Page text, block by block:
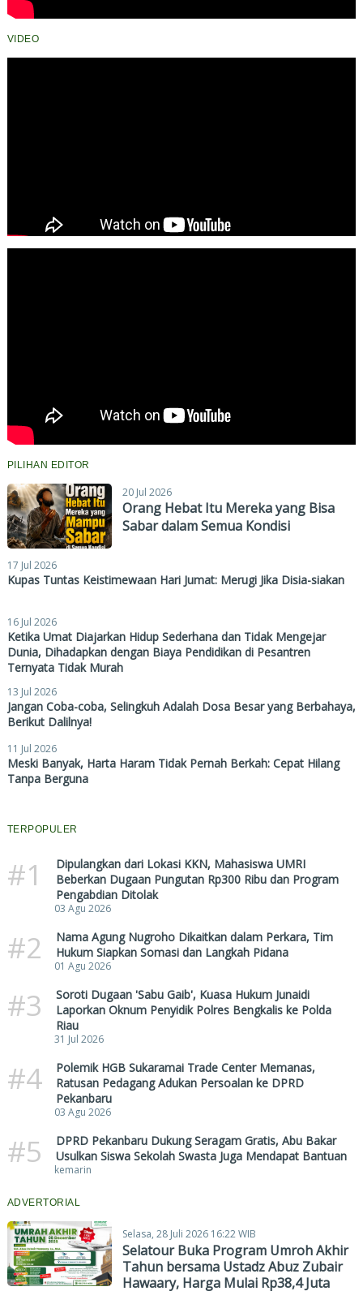
VIDEO
PILIHAN EDITOR
20 Jul 2026
Orang Hebat Itu Mereka yang Bisa
Sabar dalam Semua Kondisi
17 Jul 2026
Kupas Tuntas Keistimewaan Hari Jumat: Merugi Jika Disia-siakan
16 Jul 2026
Ketika Umat Diajarkan Hidup Sederhana dan Tidak Mengejar
Dunia, Dihadapkan dengan Biaya Pendidikan di Pesantren
Ternyata Tidak Murah
13 Jul 2026
Jangan Coba-coba, Selingkuh Adalah Dosa Besar yang Berbahaya,
Berikut Dalilnya!
11 Jul 2026
Meski Banyak, Harta Haram Tidak Pernah Berkah: Cepat Hilang
Tanpa Berguna
TERPOPULER
#1
Dipulangkan dari Lokasi KKN, Mahasiswa UMRI
Beberkan Dugaan Pungutan Rp300 Ribu dan Program
Pengabdian Ditolak
03 Agu 2026
#2
Nama Agung Nugroho Dikaitkan dalam Perkara, Tim
Hukum Siapkan Somasi dan Langkah Pidana
01 Agu 2026
#3
Soroti Dugaan 'Sabu Gaib', Kuasa Hukum Junaidi
Laporkan Oknum Penyidik Polres Bengkalis ke Polda
Riau
31 Jul 2026
#4
Polemik HGB Sukaramai Trade Center Memanas,
Ratusan Pedagang Adukan Persoalan ke DPRD
Pekanbaru
03 Agu 2026
#5
DPRD Pekanbaru Dukung Seragam Gratis, Abu Bakar
Usulkan Siswa Sekolah Swasta Juga Mendapat Bantuan
kemarin
ADVERTORIAL
Selasa, 28 Juli 2026 16:22 WIB
Selatour Buka Program Umroh Akhir
Tahun bersama Ustadz Abuz Zubair
Hawaary, Harga Mulai Rp38,4 Juta